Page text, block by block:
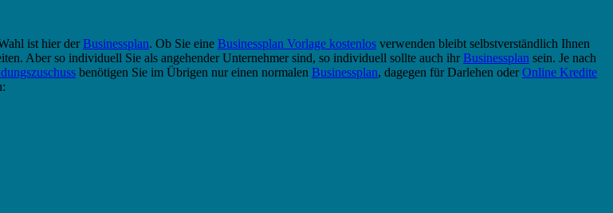
ist hier derBusinessplan. Ob Sie eine Businessplan Vorlage kostenlos verwenden bleibt selbstverständlich Ihnen
Aber so individuell Sie als angehender Unternehmer sind, so individuell sollte auch ihrBusinessplan sein. Je nach
benötigen Sie im Übrigen nur einen normalen Businessplan, dagegen für Darlehen oderOnline Kredite